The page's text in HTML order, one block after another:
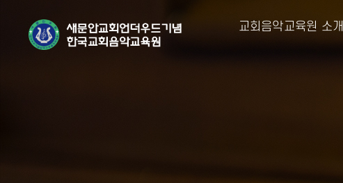
교회음악교육원 소개